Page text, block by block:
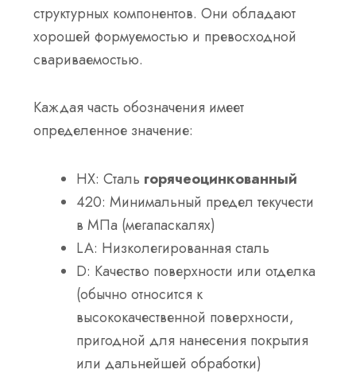
структурных компонентов. Они обладают
хорошей формуемостью и превосходной
свариваемостью.
Каждая часть обозначения имеет
определенное значение:
HX: Сталь горячеоцинкованный
420: Минимальный предел текучести
в МПа (мегапаскалях)
LA: Низколегированная сталь
D: Качество поверхности или отделка
(обычно относится к
высококачественной поверхности,
пригодной для нанесения покрытия
или дальнейшей обработки)